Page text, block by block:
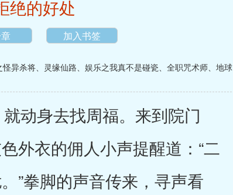
绝的好处
加入书签
怪异杀将、 灵缘仙路、 娱乐之我真不是碰瓷、 全职咒术师、 地球
动身去找周福。来到院门
外衣的佣人小声提醒道：“二
”拳脚的声音传来，寻声看